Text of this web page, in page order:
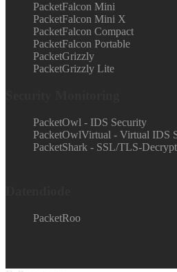
PacketFalcon Mini
PacketFalcon Mini X
PacketFalcon Compact
PacketFalcon Portable
PacketGrizzly
PacketGrizzly Lite
PacketOwl - IDS Security
PacketOwlVirtual - Virtual IDS
PacketShark - SSL/TLS-
PacketRoo